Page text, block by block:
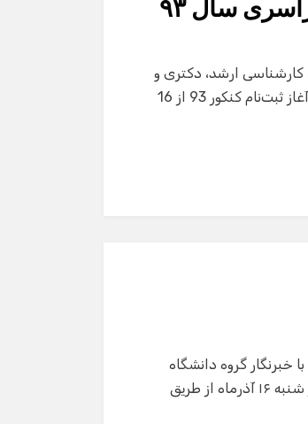
سال ٩٣
ارشد، دکتری و
دوره‌های فراگیر پیام نور در سال 93 را اعلام کرد. حسین توکلی با اشاره به آغاز ثبت‌نام کنکور 93 از 16
گروه دانشگاه
خبرگزاری فارس، گفت: ثبت‌نام از داوطلبان آزمون سراسری سال ۹۳ از روز شنبه ۱۶ آذرماه از طریق